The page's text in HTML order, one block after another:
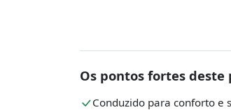
Os pontos fortes deste
Conduzido para conforto e